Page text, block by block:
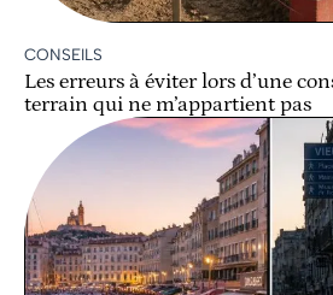
CONSEILS
Les erreurs à éviter lors d’une
terrain qui ne m’appartient pas